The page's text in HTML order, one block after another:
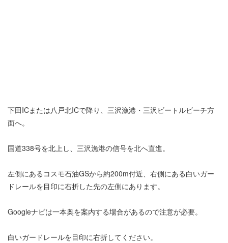
下田ICまたは八戸北ICで降り、三沢漁港・三沢ビートルビーチ方
面へ。
国道338号を北上し、三沢漁港の信号を北へ直進。
左側にあるコスモ石油GSから約200m付近、右側にある白いガー
ドレールを目印に右折した先の左側にあります。
Googleナビは一本奥を案内する場合があるので注意が必要。
白いガードレールを目印に右折してください。